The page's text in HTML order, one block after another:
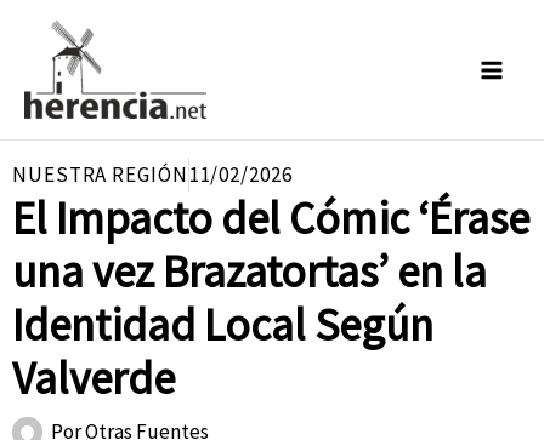
contenido
NUESTRA REGIÓN11/02/2026
El Impacto del Cómic ‘Érase
una vez Brazatortas’ en la
Identidad Local Según
Valverde
PorOtras Fuentes